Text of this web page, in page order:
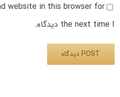
website in this browser for
the next time I دیدگاه.